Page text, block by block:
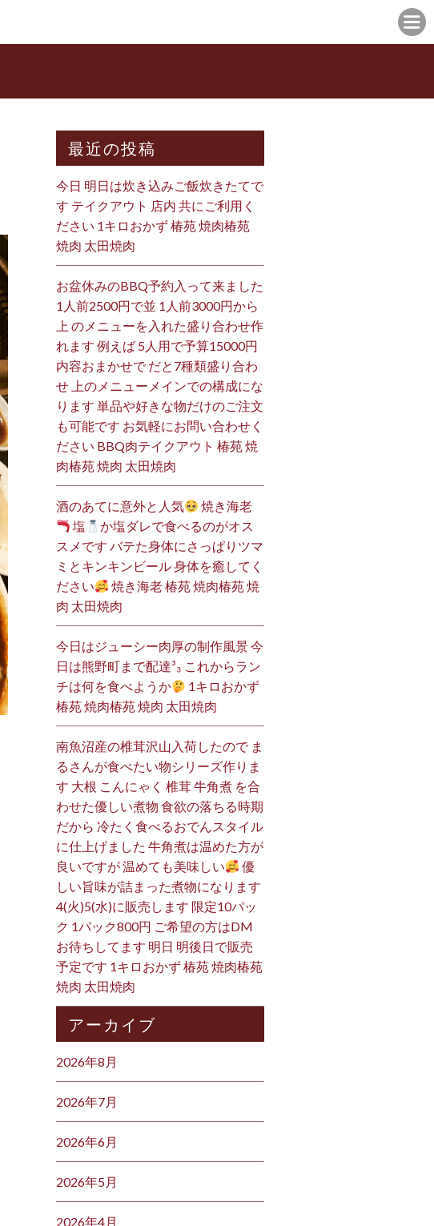
最近の投稿
今日 明日は炊き込みご飯炊きたてで
す テイクアウト 店内 共にご利用く
ださい 1キロおかず 椿苑 焼肉椿苑
焼肉 太田焼肉
お盆休みのBBQ予約入って来ました
1人前2500円で並 1人前3000円から
上 のメニューを入れた盛り合わせ作
れます 例えば 5人用で予算15000円
内容おまかせで だと7種類盛り合わ
せ 上のメニューメインでの構成にな
ります 単品や好きな物だけのご注文
も可能です お気軽にお問い合わせく
ださい BBQ肉テイクアウト 椿苑 焼
肉椿苑 焼肉 太田焼肉
酒のあてに意外と人気
焼き海老
塩
か塩ダレで食べるのがオス
スメです バテた身体にさっぱりツマ
ミとキンキンビール 身体を癒してく
ださい
焼き海老 椿苑 焼肉椿苑 焼
肉 太田焼肉
今日はジューシー肉厚の制作風景 今
日は熊野町まで配達³₃ これからラン
チは何を食べようか
1キロおかず
椿苑 焼肉椿苑 焼肉 太田焼肉
南魚沼産の椎茸沢山入荷したので ま
るさんが食べたい物シリーズ作りま
す 大根 こんにゃく 椎茸 牛角煮 を合
わせた優しい煮物 食欲の落ちる時期
だから 冷たく食べるおでんスタイル
に仕上げました 牛角煮は温めた方が
良いですが 温めても美味しい
優
しい旨味が詰まった煮物になります
4(火)5(水)に販売します 限定10パッ
ク 1パック800円 ご希望の方はDM
お待ちしてます 明日 明後日で販売
予定です 1キロおかず 椿苑 焼肉椿苑
焼肉 太田焼肉
アーカイブ
2026年8月
2026年7月
2026年6月
2026年5月
2026年4月